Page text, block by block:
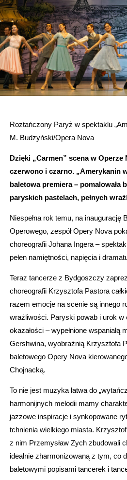
Roztańczony Paryż w spektaklu
M. Budzyński/Opera Nova
Dzięki „Carmen” scena w Operze
czerwono i czarno. „Amerykanin
baletowa premiera – pomalowała
paryskich pastelach, pełnych
Niespełna rok temu, na inaugurację
Operowego, zespół Opery Nova
choreografii Johana Ingera –
pełen namiętności, napięcia i
Teraz tancerze z Bydgoszczy
choreografii Krzysztofa Pastora
razem emocje na scenie są innego
wrażliwości. Paryski powab i urok w
okazałości – wypełnione wspaniałą
Gershwina, wyobraźnią Krzysztofa
baletowego Opery Nova
Chojnacką.
To nie jest muzyka łatwa do
harmonijnych melodii mamy
jazzowe inspiracje i synkopowane
tchnienia wielkiego miasta.
z nim Przemysław Zych zbudowali
idealnie zharmonizowaną z tym, co
baletowymi popisami tancerek i